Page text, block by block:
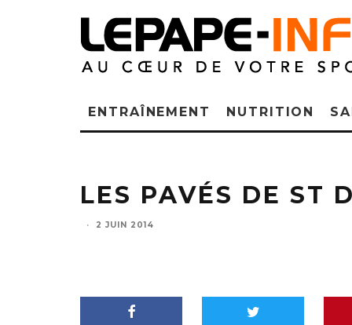
ENTRAÎNEMENT NUTRITION
LES PAVÉS DE ST
· 2 JUIN 2014